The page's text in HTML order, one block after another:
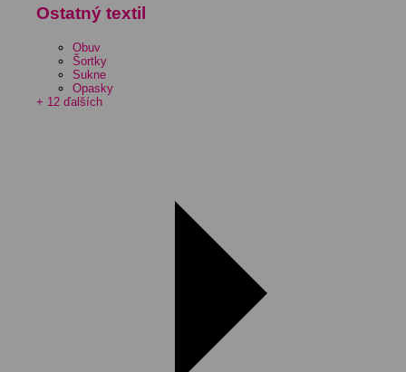
Ostatný textil
Obuv
Šortky
Sukne
Opasky
+ 12 ďalších